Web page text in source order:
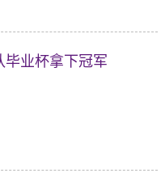
毕业杯拿下冠军